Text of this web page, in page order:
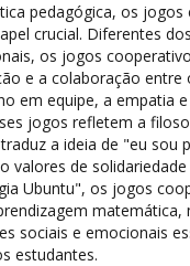
pedagógica, os jogos
crucial. Diferentes
os jogos
e a colaboração entre
em equipe, a empatia e
jogos refletem a
a ideia de "eu sou
valores de
Ubuntu", os jogos
matemática,
sociais e emocionais
estudantes.